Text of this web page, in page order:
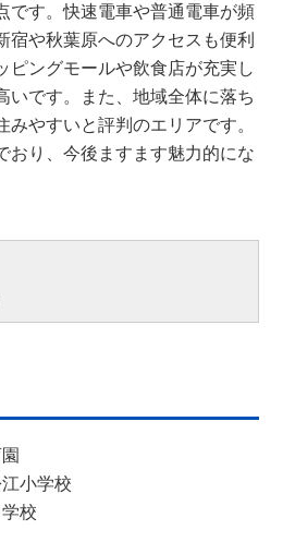
です。快速電車や普通電車が頻
宿や秋葉原へのアクセスも便利
ピングモールや飲食店が充実し
いです。また、地域全体に落ち
やすいと評判のエリアです。
おり、今後ますます魅力的にな
小学校
校